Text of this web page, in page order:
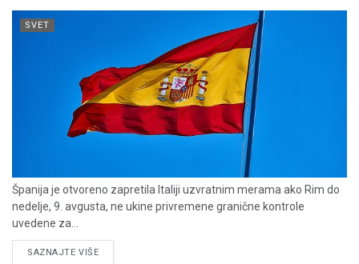
SVET
Španija je otvoreno zapretila Italiji uzvratnim merama ako Rim do
nedelje, 9. avgusta, ne ukine privremene granične kontrole
uvedene za...
SAZNAJTE VIŠEDETAILS